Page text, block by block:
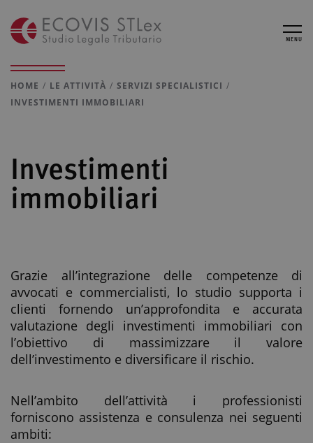
MENU
HOME LE ATTIVITÀ
SERVIZI SPECIALISTICI
INVESTIMENTI IMMOBILIARI
Investimenti
immobiliari
Grazie all’integrazione delle competenze di
avvocati e commercialisti, lo studio supporta i
clienti fornendo un’approfondita e accurata
valutazione degli investimenti immobiliari con
l’obiettivo di massimizzare il valore
dell’investimento e diversificare il rischio.
Nell’ambito dell’attività i professionisti
forniscono assistenza e consulenza nei seguenti
ambiti: